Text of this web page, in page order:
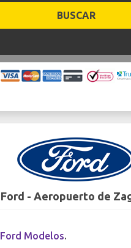
BUSCAR
Ford - Aeropuerto de
Ford Modelos.